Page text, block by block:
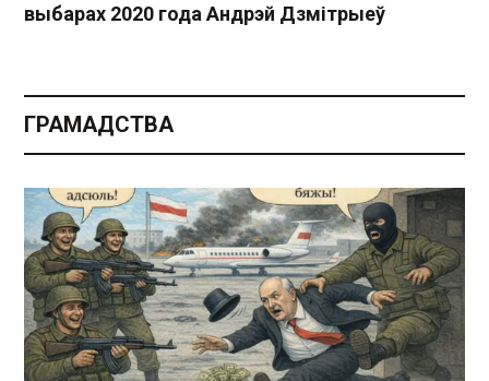
выбарах 2020 года Андрэй Дзмітрыеў
ГРАМАДСТВА